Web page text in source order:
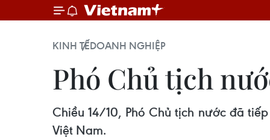
KINH TẾDOANH NGHIỆP
Phó Chủ tịch
Chiều 14/10, Phó Chủ tịch nước đã
Việt Nam.